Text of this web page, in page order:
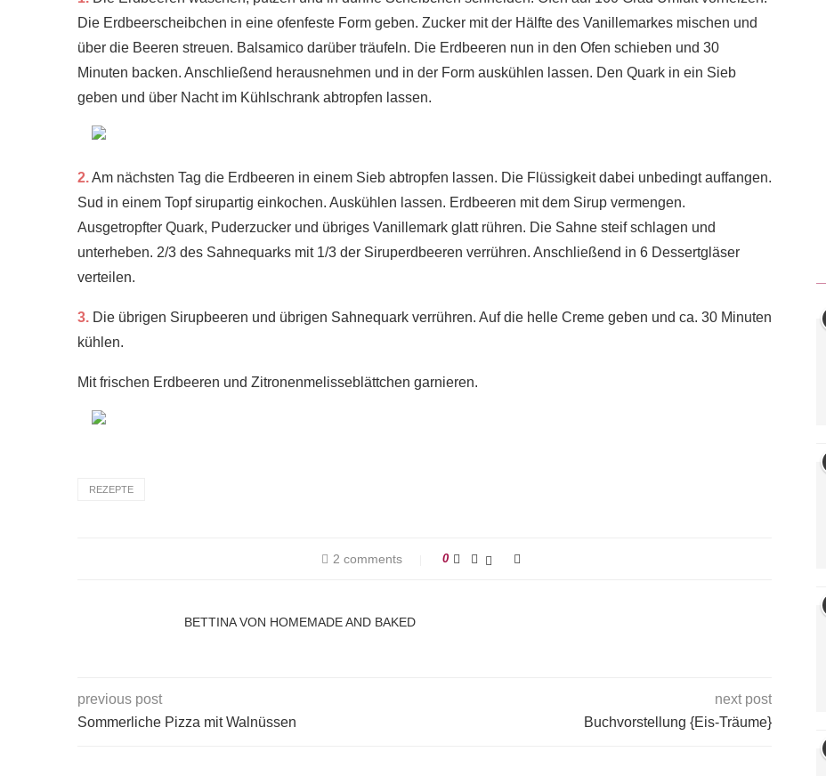
Die Erdbeerscheibchen in eine ofenfeste Form geben. Zucker mit der Hälfte des Vanillemarkes mischen und
über die Beeren streuen. Balsamico darüber träufeln. Die Erdbeeren nun in den Ofen schieben und 30
Minuten backen. Anschließend herausnehmen und in der Form auskühlen lassen. Den Quark in ein Sieb
geben und über Nacht im Kühlschrank abtropfen lassen.
2.Am nächsten Tag die Erdbeeren in einem Sieb abtropfen lassen. Die Flüssigkeit dabei unbedingt auffangen.
Sud in einem Topf sirupartig einkochen. Auskühlen lassen. Erdbeeren mit dem Sirup vermengen.
Ausgetropfter Quark, Puderzucker und übriges Vanillemark glatt rühren. Die Sahne steif schlagen und
unterheben. 2/3 des Sahnequarks mit 1/3 der Siruperdbeeren verrühren. Anschließend in 6 Dessertgläser
verteilen.
3. Die übrigen Sirupbeeren und übrigen Sahnequark verrühren. Auf die helle Creme geben und ca. 30 Minuten
kühlen.
Mit frischen Erdbeeren und Zitronenmelisseblättchen garnieren.
REZEPTE
2 comments 0
BETTINA VON HOMEMADE AND BAKED
previous post
Sommerliche Pizza mit Walnüssen
next post
Buchvorstellung {Eis-Träume}